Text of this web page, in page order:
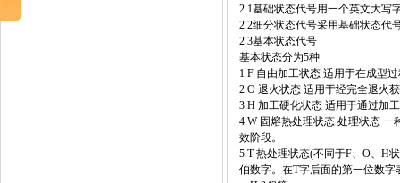
2.1基础状态代号用一个英文
2.2细分状态代号采用基础状态
2.3基本状态代号
基本状态分为5种
1.F 自由加工状态 适用于在成
2.O 退火状态 适用于经完全退
3.H 加工硬化状态 适用于通过
4.W 固熔热处理状态 处理状态
效阶段。
5.T 热处理状态(不同于F、O、H
伯数字。在T字后面的第一位数